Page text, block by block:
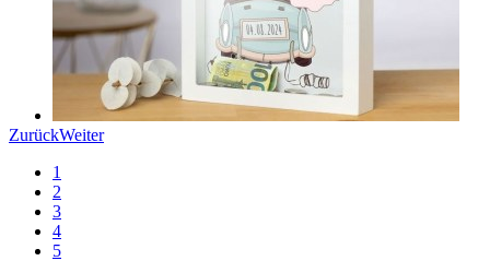
ZurückWeiter
1
2
3
4
5